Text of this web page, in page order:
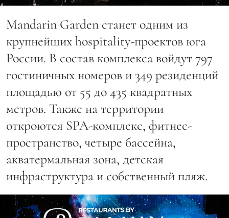
Mandarin Garden станет одним из
крупнейших hospitality-проектов юга
России. В состав комплекса войдут 797
гостиничных номеров и 349 резиденций
площадью от 55 до 435 квадратных
метров. Также на территории
откроются SPA-комплекс, фитнес-
пространство, четыре бассейна,
акватермальная зона, детская
инфраструктура и собственный пляж.